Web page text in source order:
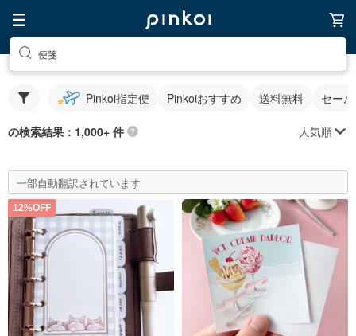
便箋
Pinkoi指定便 Pinkoiおすすめ 送料無料 セー
の検索結果：1,000+ 件 人気順
一部自動翻訳されています
12%OFF